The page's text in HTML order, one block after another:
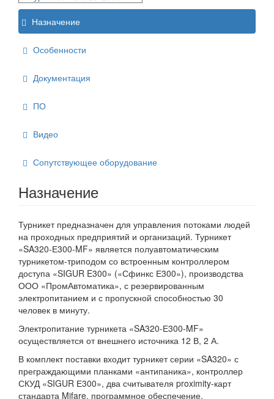
Назначение
Особенности
Документация
ПО
Видео
Сопутствующее оборудование
Назначение
Турникет предназначен для управления потоками людей
на проходных предприятий и организаций. Турникет
«SA320-Е300-MF» является полуавтоматическим
турникетом-триподом со встроенным контроллером
доступа «SIGUR E300» («Сфинкс Е300»), производства
ООО «ПромАвтоматика», с резервированным
электропитанием и с пропускной способностью 30
человек в минуту.
Электропитание турникета «SA320-Е300-MF»
осуществляется от внешнего источника 12 В, 2 А.
В комплект поставки входит турникет серии «SA320» с
преграждающими планками «антипаника», контроллер
СКУД «SIGUR Е300», два считывателя proximity-карт
стандарта Mifare, программное обеспечение.